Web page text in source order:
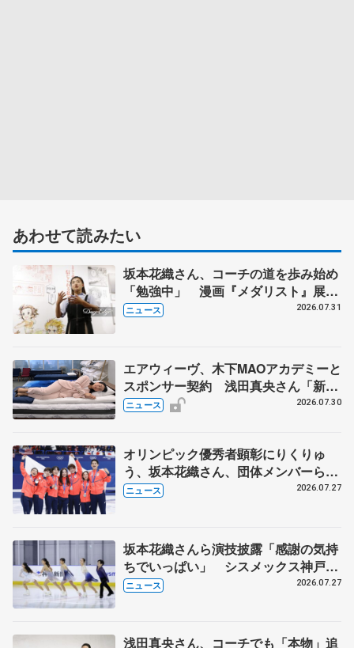
あわせて読みたい
坂本花織さん、コーチの道を歩み始め
「勉強中」 漫画『メダリスト』展覧
会で子どもたちにエール
ニュース 2026.07.31
エアウィーヴ、木下MAOアカデミーと
スポンサー契約 浅田真央さん「新た
な挑戦にも寄り添っていただけること
ニュース 2026.07.30
オリンピック優秀者顕彰にりくりゅ
う、坂本花織さん、団体メンバーら
8月7日に文科省が表彰式、ブルーノ・
ニュース 2026.07.27
坂本花織さんら演技披露「感謝の気持
ちでいっぱい」 シスメックス神戸ア
イスキャンパス開場1周年イベント
ニュース 2026.07.27
浅田真央さん、コーチでも「本物」追